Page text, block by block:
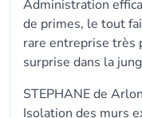
Administration
de primes, le tout
rare entreprise très
surprise dans la
STEPHANE de
Isolation des murs